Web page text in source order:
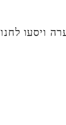
ויסעו